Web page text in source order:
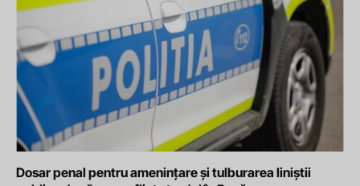
Dosar penal pentru amenințare și tulburarea liniștii